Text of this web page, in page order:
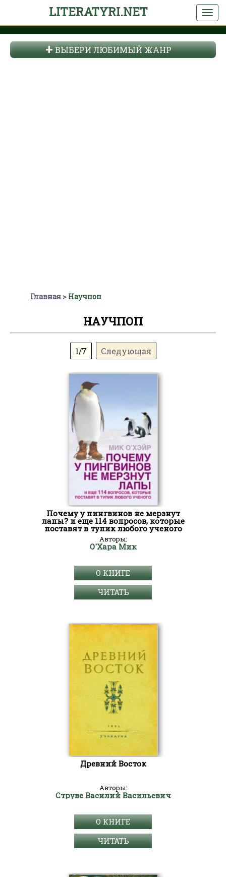
LITERATYRI.NET
ВЫБЕРИ ЛЮБИМЫЙ ЖАНР
Главная Научпоп
НАУЧПОП
1/7 Следующая
Почему у пингвинов не мерзнут
лапы? и еще 114 вопросов, которые
поставят в тупик любого ученого
Авторы:
О'Хара Мик
О КНИГЕ
ЧИТАТЬ
Древний Восток
Авторы:
Струве Василий Васильевич
О КНИГЕ
ЧИТАТЬ